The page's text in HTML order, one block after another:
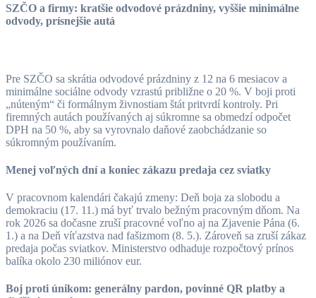
SZČO a firmy: kratšie odvodové prázdniny, vyššie minimálne
odvody, prísnejšie autá
Pre SZČO sa skrátia odvodové prázdniny z 12 na 6 mesiacov a
minimálne sociálne odvody vzrastú približne o 20 %. V boji proti
„núteným“ či formálnym živnostiam štát pritvrdí kontroly. Pri
firemných autách používaných aj súkromne sa obmedzí odpočet
DPH na 50 %, aby sa vyrovnalo daňové zaobchádzanie so
súkromným používaním.
Menej voľných dní a koniec zákazu predaja cez sviatky
V pracovnom kalendári čakajú zmeny: Deň boja za slobodu a
demokraciu (17. 11.) má byť trvalo bežným pracovným dňom. Na
rok 2026 sa dočasne zruší pracovné voľno aj na Zjavenie Pána (6.
1.) a na Deň víťazstva nad fašizmom (8. 5.). Zároveň sa zruší zákaz
predaja počas sviatkov. Ministerstvo odhaduje rozpočtový prínos
balíka okolo 230 miliónov eur.
Boj proti únikom: generálny pardon, povinné QR platby a